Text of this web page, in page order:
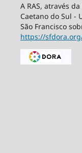
A RAS, através
Caetano do Sul -
São Francisco
https://